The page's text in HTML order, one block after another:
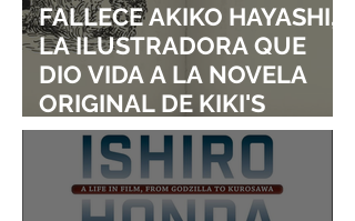
FALLECE AKIKO HAYASHI,
LA ILUSTRADORA QUE
DIO VIDA A LA NOVELA
ORIGINAL DE KIKI'S
DELIVERY SERVICE